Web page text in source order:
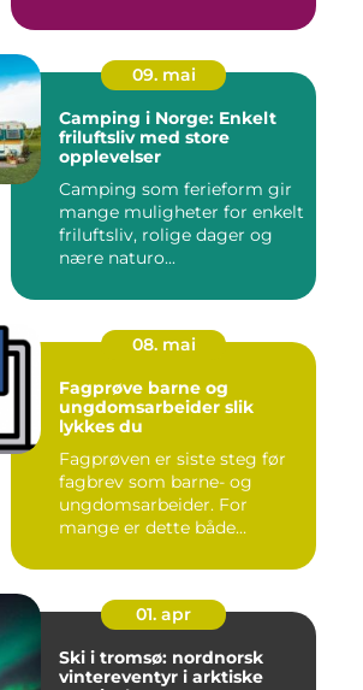
09. mai
Camping i Norge: Enkelt
friluftsliv med store
opplevelser
Camping som ferieform gir
mange muligheter for enkelt
friluftsliv, rolige dager og
nære naturo...
08. mai
Fagprøve barne og
ungdomsarbeider slik
lykkes du
Fagprøven er siste steg før
fagbrev som barne- og
ungdomsarbeider. For
mange er dette både
01. apr
Ski i tromsø: nordnorsk
vintereventyr i arktiske